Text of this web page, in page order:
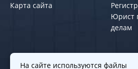
Карта сайта
Юрист
делам
Политики и правила
На сайте используются файлы